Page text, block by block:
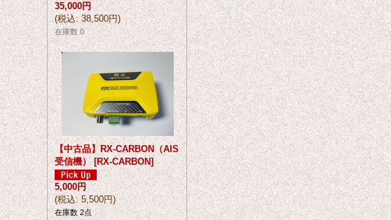
35,000円
(税込: 38,500円)
在庫数 0
【中古品】RX-CARBON（AIS
受信機） [RX-CARBON]
5,000円
(税込: 5,500円)
在庫数 2点